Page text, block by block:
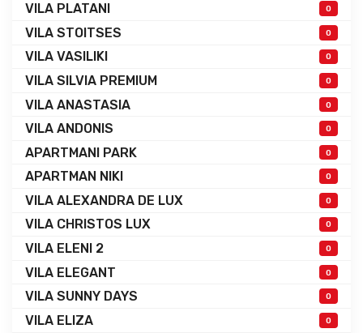
VILA PLATANI 0
VILA STOITSES 0
VILA VASILIKI 0
VILA SILVIA PREMIUM 0
VILA ANASTASIA 0
VILA ANDONIS 0
APARTMANI PARK 0
APARTMAN NIKI 0
VILA ALEXANDRA DE LUX 0
VILA CHRISTOS LUX 0
VILA ELENI 2 0
VILA ELEGANT 0
VILA SUNNY DAYS 0
VILA ELIZA 0